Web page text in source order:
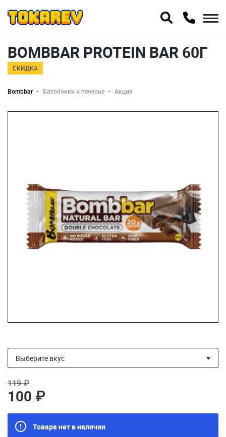
BOMBBAR PROTEIN BAR 60Г
СКИДКА
Bombbar Батончики и печенье Акция
119 ₽
100 ₽
Товара нет в наличии